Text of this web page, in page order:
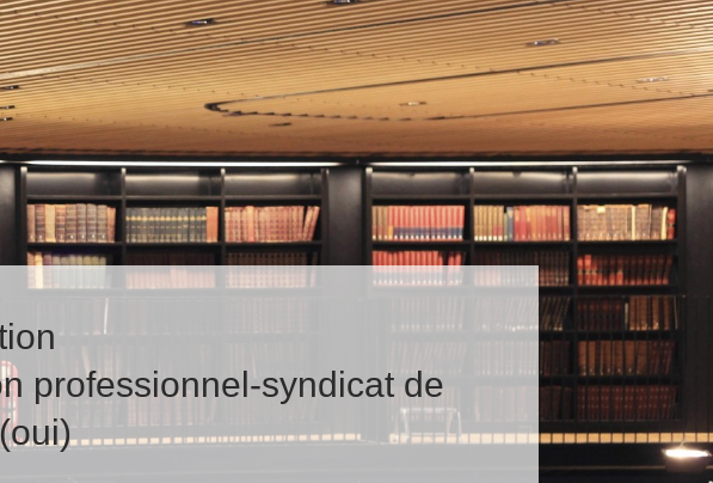
professionnel-syndicat de